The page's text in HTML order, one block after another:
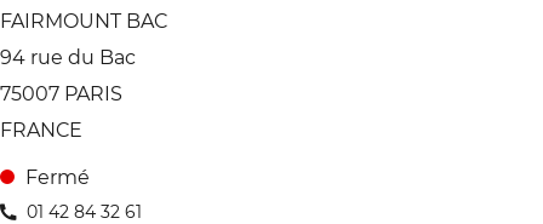
FAIRMOUNT BAC
94 rue du Bac
75007 PARIS
FRANCE
Fermé
01 42 84 32 61